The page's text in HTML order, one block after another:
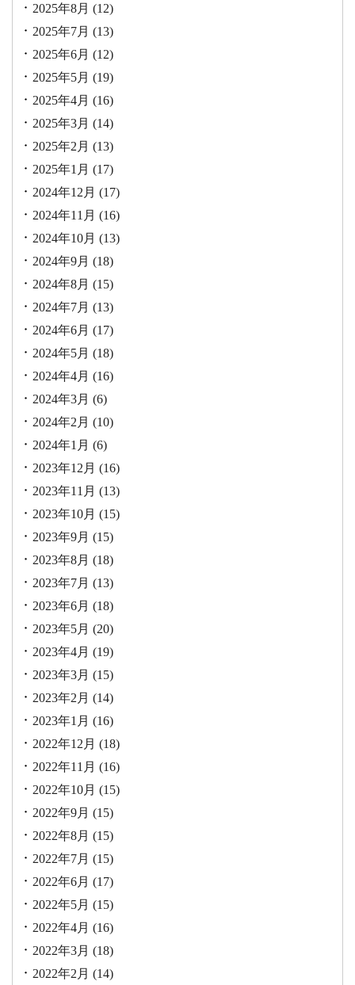
2025年8月 (12)
2025年7月 (13)
2025年6月 (12)
2025年5月 (19)
2025年4月 (16)
2025年3月 (14)
2025年2月 (13)
2025年1月 (17)
2024年12月 (17)
2024年11月 (16)
2024年10月 (13)
2024年9月 (18)
2024年8月 (15)
2024年7月 (13)
2024年6月 (17)
2024年5月 (18)
2024年4月 (16)
2024年3月 (6)
2024年2月 (10)
2024年1月 (6)
2023年12月 (16)
2023年11月 (13)
2023年10月 (15)
2023年9月 (15)
2023年8月 (18)
2023年7月 (13)
2023年6月 (18)
2023年5月 (20)
2023年4月 (19)
2023年3月 (15)
2023年2月 (14)
2023年1月 (16)
2022年12月 (18)
2022年11月 (16)
2022年10月 (15)
2022年9月 (15)
2022年8月 (15)
2022年7月 (15)
2022年6月 (17)
2022年5月 (15)
2022年4月 (16)
2022年3月 (18)
2022年2月 (14)